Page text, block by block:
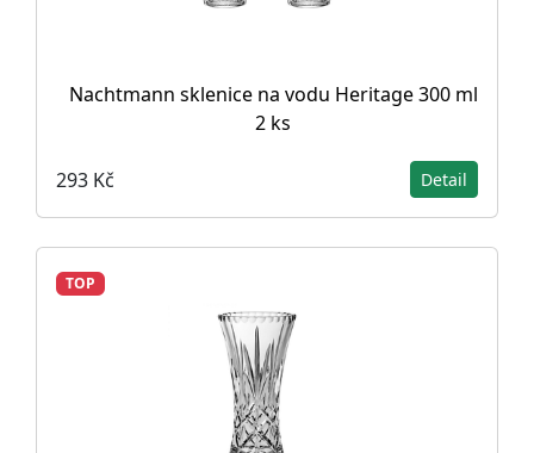
Nachtmann sklenice na vodu Heritage 300 ml
2 ks
293 Kč Detail
TOP